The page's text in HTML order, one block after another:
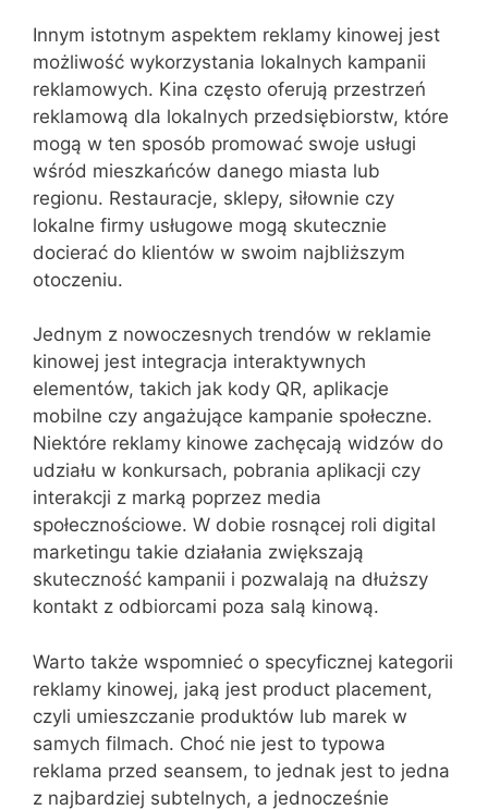
Innym istotnym aspektem reklamy kinowej jest
możliwość wykorzystania lokalnych kampanii
reklamowych. Kina często oferują przestrzeń
reklamową dla lokalnych przedsiębiorstw, które
mogą w ten sposób promować swoje usługi
wśród mieszkańców danego miasta lub
regionu. Restauracje, sklepy, siłownie czy
lokalne firmy usługowe mogą skutecznie
docierać do klientów w swoim najbliższym
otoczeniu.
Jednym z nowoczesnych trendów w reklamie
kinowej jest integracja interaktywnych
elementów, takich jak kody QR, aplikacje
mobilne czy angażujące kampanie społeczne.
Niektóre reklamy kinowe zachęcają widzów do
udziału w konkursach, pobrania aplikacji czy
interakcji z marką poprzez media
społecznościowe. W dobie rosnącej roli digital
marketingu takie działania zwiększają
skuteczność kampanii i pozwalają na dłuższy
kontakt z odbiorcami poza salą kinową.
Warto także wspomnieć o specyficznej kategorii
reklamy kinowej, jaką jest product placement,
czyli umieszczanie produktów lub marek w
samych filmach. Choć nie jest to typowa
reklama przed seansem, to jednak jest to jedna
z najbardziej subtelnych, a jednocześnie